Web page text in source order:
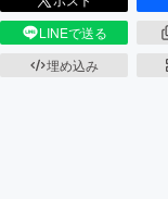
LINEで送る
埋め込み